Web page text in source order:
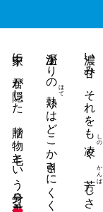
濃い甘み それをも
しの
ぐ
かんば
湯上がりの
ほて
家中に 君が隠した 贈り物 毛という分身 君去り三年